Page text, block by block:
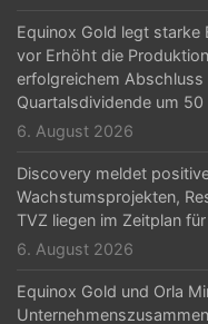
Equinox Gold legt starke
vor Erhöht die
erfolgreichem Abschluss
Quartalsdividende um
6. August 2026
Discovery meldet
Wachstumsprojekten,
TVZ liegen im Zeitplan
6. August 2026
Equinox Gold und Orla